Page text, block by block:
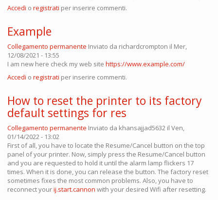
Accedi o registrati per inserire commenti.
Example
Collegamento permanente Inviato da richardcrompton il Mer,
12/08/2021 - 13:55
I am new here check my web site https://www.example.com/
Accedi o registrati per inserire commenti.
How to reset the printer to its factory
default settings for res
Collegamento permanente Inviato da khansajjad5632 il Ven,
01/14/2022 - 13:02
First of all, you have to locate the Resume/Cancel button on the top
panel of your printer. Now, simply press the Resume/Cancel button
and you are requested to hold it until the alarm lamp flickers 17
times. When it is done, you can release the button. The factory reset
sometimes fixes the most common problems. Also, you have to
reconnect yourij.start.cannon with your desired Wifi after resetting.